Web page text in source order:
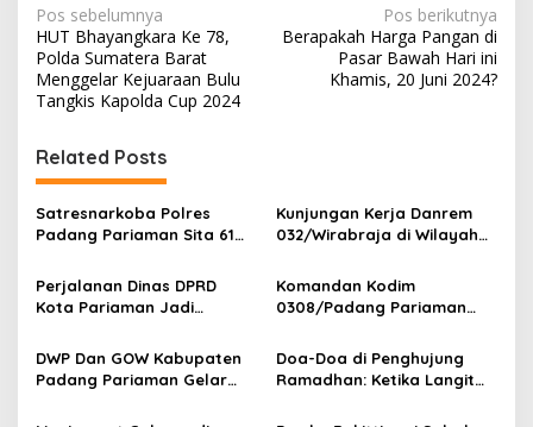
N
a
v
g
a
s
p
o
s
Pos sebelumnya
HUT Bhayangkara Ke 78,
Polda Sumatera Barat
Menggelar Kejuaraan Bulu
Tangkis Kapolda Cup 2024
Pos berikutnya
Berapakah Harga Pangan di
Pasar Bawah Hari ini
Khamis, 20 Juni 2024?
Related Posts
Satresnarkoba Polres
Padang Pariaman Sita 61
Orang Tua Pelaku
Kunjungan Kerja Danrem
032/Wirabraja di Wilayah
Pariaman
Perjalanan Dinas DPRD
Kota Pariaman Jadi
Efisiensi Anggaran.
Komandan Kodim
0308/Padang Pariaman
Purna Bakti Kapten Inf
Yonnedi
DWP Dan GOW Kabupaten
Padang Pariaman Gelar
Kampung Nelayan Merah
Doa-Doa di Penghujung
Ramadhan: Ketika Langit
Hamba